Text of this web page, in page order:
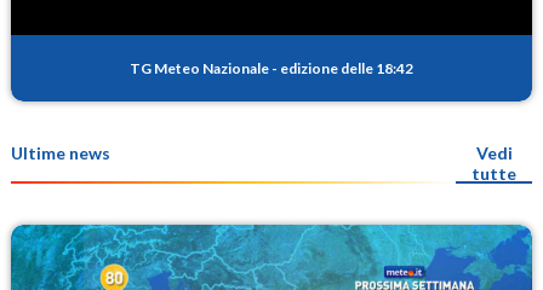
TG Meteo Nazionale - edizione delle 18:42
Ultime news
Vedi
tutte